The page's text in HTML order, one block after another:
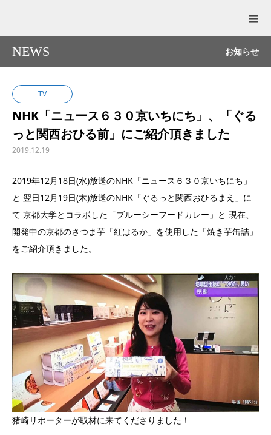
NEWS お知らせ
TV
NHK「ニュース６３０京いちにち」、「ぐる
っと関西おひる前」にご紹介頂きました
2019.12.19
2019年12月18日(水)放送のNHK「ニュース６３０京いちにち」
と 翌日12月19日(木)放送のNHK「ぐるっと関西おひるまえ」に
て 京都大学とコラボした「ブルーシーフードカレー」と 現在、
開発中の京都のさつま芋「紅はるか」を使用した「焼き芋缶詰」
をご紹介頂きました。
猪崎リポーターが取材に来てくださりました！